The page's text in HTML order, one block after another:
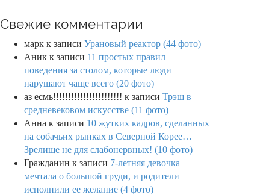
Свежие комментарии
марк к записи Урановый реактор (44 фото)
Аник к записи 11 простых правил
поведения за столом, которые люди
нарушают чаще всего (20 фото)
аз есмь!!!!!!!!!!!!!!!!!!!!!!! к записи Трэш в
средневековом искусстве (11 фото)
Анна к записи 10 жутких кадров, сделанных
на собачьих рынках в Северной Корее…
Зрелище не для слабонервных! (10 фото)
Гражданин к записи 7-летняя девочка
мечтала о большой груди, и родители
исполнили ее желание (4 фото)